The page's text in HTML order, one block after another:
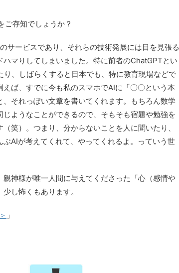
ご存知でしょうか？
サービスであり、それらの技術発展には目を見張る
マりしてしまいました。特に前者のChatGPTとい
、しばらくすると日本でも、特に教育現場などで
ば、すでに今も私のスマホでAIに「〇〇という本
それっぽい文章を書いてくれます。もちろん数学
ようなことができるので、そもそも宿題や勉強を
笑）。つまり、分からないことを人に聞いたり、
AIが考えてくれて、やってくれるよ。っていう世
神様が唯一人間に与えてくださった「心（感情や
し怖くもあります。
」